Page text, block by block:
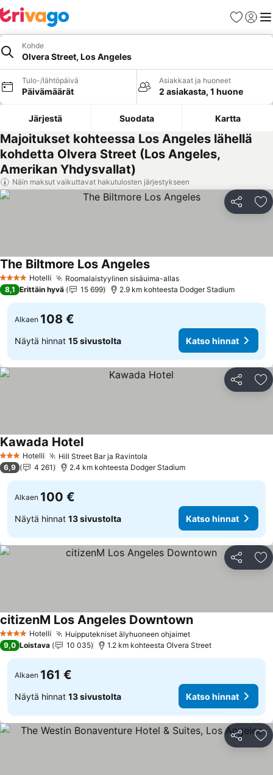
Suosikit
Kohde
Olvera Street, Los Angeles
Tulo-/lähtöpäivä
Päivämäärät
Asiakkaat ja huoneet
2 asiakasta, 1 huone
Järjestä Suodata Kartta
Majoitukset kohteessa Los Angeles lähellä
kohdetta Olvera Street (Los Angeles,
Amerikan Yhdysvallat)
Näin maksut vaikuttavat hakutulosten järjestykseen
Jaa
4 Tähtiluokitus
Hotelli Roomalaistyylinen sisäuima-allas
The Biltmore Los Angeles
8,1 Erittäin hyvä 15 699 2.9 km kohteesta Dodger Stadium
Alkaen 108 €
Näytä hinnat 15 sivustolta Katso hinnat
Jaa
3 Tähtiluokitus
Hotelli Hill Street Bar ja Ravintola
Kawada Hotel
6,9 4 261 2.4 km kohteesta Dodger Stadium
Alkaen 100 €
Näytä hinnat 13 sivustolta Katso hinnat
Jaa
4 Tähtiluokitus
Hotelli Huipputekniset älyhuoneen ohjaimet
citizenM Los Angeles Downtown
9,0 Loistava 10 035 1.2 km kohteesta Olvera Street
Alkaen 161 €
Näytä hinnat 13 sivustolta Katso hinnat
Jaa